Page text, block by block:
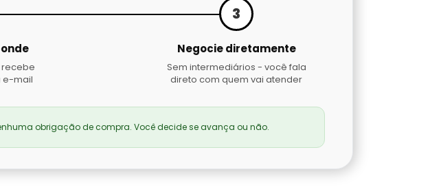
recebe
e-mail
3
Negocie diretamente
Sem intermediários - você fala
direto com quem vai atender
obrigação de compra. Você decide se avança ou não.